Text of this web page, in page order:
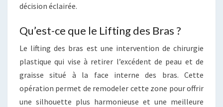
décision éclairée.
Qu’est-ce que le Lifting des Bras ?
Le lifting des bras est une intervention de chirurgie
plastique qui vise à retirer l’excédent de peau et de
graisse situé à la face interne des bras. Cette
opération permet de remodeler cette zone pour offrir
une silhouette plus harmonieuse et une meilleure